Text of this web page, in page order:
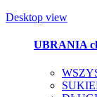
Desktop view
UBRANIA